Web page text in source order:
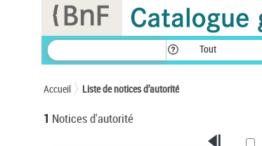
Tout
Accueil Liste de notices d’autorité
1 Notices d'autorité
Panneau de gestion des cookies